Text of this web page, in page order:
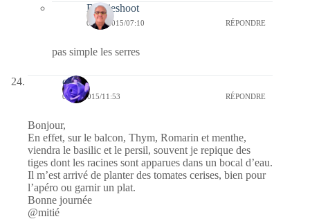
Bernieshoot
04/04/2015/07:10 RÉPONDRE
pas simple les serres
covix
01/04/2015/11:53 RÉPONDRE
Bonjour,
En effet, sur le balcon, Thym, Romarin et menthe,
viendra le basilic et le persil, souvent je repique des
tiges dont les racines sont apparues dans un bocal d’eau.
Il m’est arrivé de planter des tomates cerises, bien pour
l’apéro ou garnir un plat.
Bonne journée
@mitié